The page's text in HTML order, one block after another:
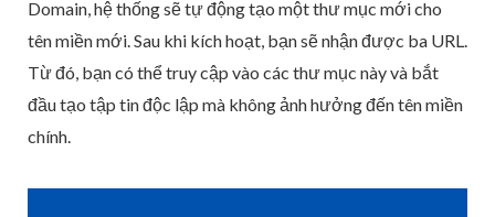
Domain, hệ thống sẽ tự động tạo một thư mục mới cho
tên miền mới. Sau khi kích hoạt, bạn sẽ nhận được ba URL.
Từ đó, bạn có thể truy cập vào các thư mục này và bắt
đầu tạo tập tin độc lập mà không ảnh hưởng đến tên miền
chính.